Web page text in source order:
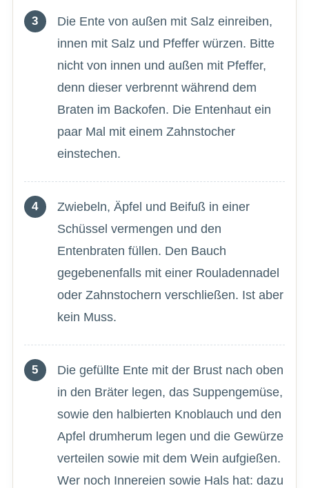
Die Ente von außen mit Salz einreiben,
innen mit Salz und Pfeffer würzen. Bitte
nicht von innen und außen mit Pfeffer,
denn dieser verbrennt während dem
Braten im Backofen. Die Entenhaut ein
paar Mal mit einem Zahnstocher
einstechen.
Zwiebeln, Äpfel und Beifuß in einer
Schüssel vermengen und den
Entenbraten füllen. Den Bauch
gegebenenfalls mit einer Rouladennadel
oder Zahnstochern verschließen. Ist aber
kein Muss.
Die gefüllte Ente mit der Brust nach oben
in den Bräter legen, das Suppengemüse,
sowie den halbierten Knoblauch und den
Apfel drumherum legen und die Gewürze
verteilen sowie mit dem Wein aufgießen.
Wer noch Innereien sowie Hals hat: dazu